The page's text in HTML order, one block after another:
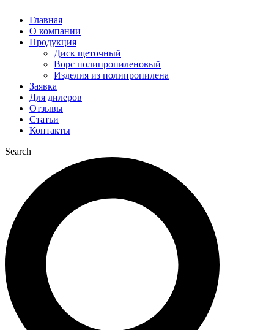
Главная
О компании
Продукция
Диск щеточный
Ворс полипропиленовый
Изделия из полипропилена
Заявка
Для дилеров
Отзывы
Статьи
Контакты
Search